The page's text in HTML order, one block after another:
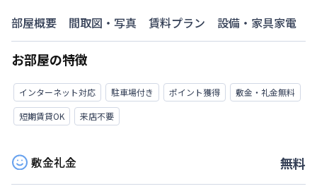
部屋概要 間取図・写真 賃料プラン 設備・家具家電
お部屋の特徴
インターネット対応 駐車場付き ポイント獲得
敷金・礼金無料
短期賃貸OK
来店不要
敷金礼金 無料